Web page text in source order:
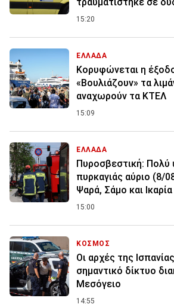
τραυματίστηκε σε
15:20
ΕΛΛΑΔΑ
Κορυφώνεται η
«Βουλιάζουν» τα
αναχωρούν τα ΚΤΕΛ
15:09
ΕΛΛΑΔΑ
Πυροσβεστική: Πολύ
πυρκαγιάς αύριο (8/
Ψαρά, Σάμο και Ικαρία
15:00
ΚΟΣΜΟΣ
Οι αρχές της
σημαντικό δίκτυο
Μεσόγειο
14:55